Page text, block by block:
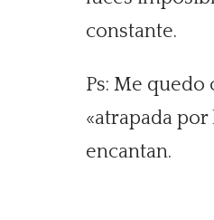
constante.
Ps: Me quedo
«atrapada por
encantan.